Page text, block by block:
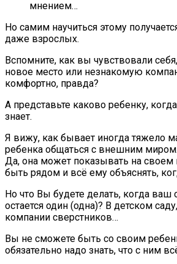
мнением…
Но самим научиться этому
даже взрослых.
Вспомните, как вы чувствовали
новое место или незнакомую
комфортно, правда?
А представьте каково ребенку,
знает.
Я вижу, как бывает иногда тяжело
ребенка общаться с внешним миром.
Да, она может показывать на
быть рядом и всё ему объяснять,
Но что Вы будете делать, когда ваш
остается один (одна)? В детском
компании сверстников…
Вы не сможете быть со своим
обязательно надо знать, что с ним